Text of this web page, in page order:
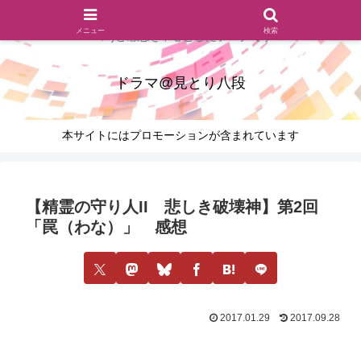
ドラマのシーンとセリフを切り取ったあらすじレビュー(復習ネタ
バレ)と感想を中心としたブログです
ドラマ@見とり八段
本サイトにはプロモーションが含まれています
【精霊の守り人II 悲しき破壊神】第2回
「罠（わな）」 感想
2017.01.29 2017.09.28
メニュー 検索